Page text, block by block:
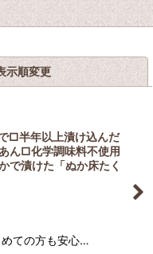
示順変更 閉じる
□半年以上漬け込んだ
ん□化学調味料不使用
で漬けた「ぬか床たく
ての方も安心…